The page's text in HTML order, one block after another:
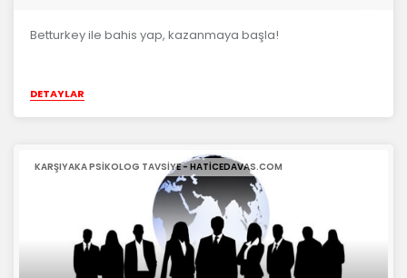
Betturkey ile bahis yap, kazanmaya başla!
DETAYLAR
KARŞIYAKA PSIKOLOG TAVSIYE - HATICEDAVAS.COM